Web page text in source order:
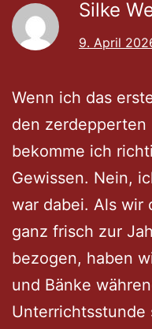
Silke
9. April
Wenn ich das
den zerdepperten
bekomme ich
Gewissen. Nein,
war dabei. Als wir
ganz frisch zur
bezogen, haben
und Bänke
Unterrichtsstunde